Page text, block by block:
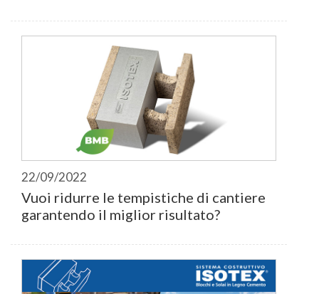
22/09/2022
Vuoi ridurre le tempistiche di cantiere
garantendo il miglior risultato?